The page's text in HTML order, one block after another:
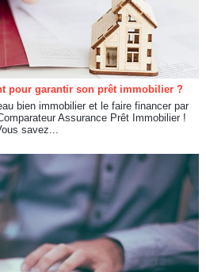
pour garantir son prêt immobilier ?
bien immobilier et le faire financer par
Assurance Prêt Immobilier !
savez...